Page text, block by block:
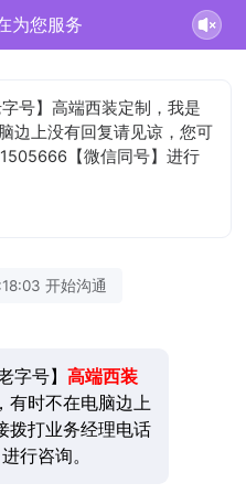
为您服务
号】高端西装定制，我是
边上没有回复请见谅，您可
【微信同号】进行
开始沟通
字号】 高端西装
有时不在电脑边上
拨打业务经理电话
行咨询。